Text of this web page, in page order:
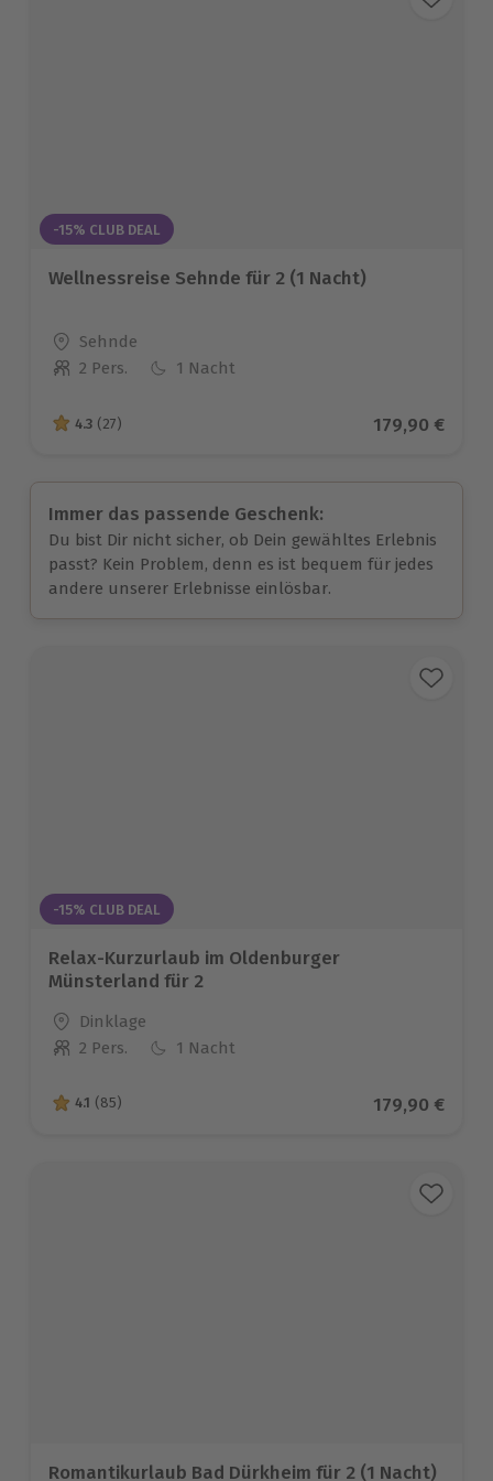
-15% CLUB DEAL
Wellnessreise Sehnde für 2 (1 Nacht)
Standort
Sehnde
Anzahl der Teilnehmer
2 Pers. 1 Nacht
4.3 von 5 Sternen basierend auf 27 Bewertungen
4.3 (27) Aktueller
179,90 €
Immer das passende Geschenk:
Du bist Dir nicht sicher, ob Dein gewähltes Erlebnis
passt? Kein Problem, denn es ist bequem für jedes
andere unserer Erlebnisse einlösbar.
-15% CLUB DEAL
Relax-Kurzurlaub im Oldenburger
Münsterland für 2
Standort
Dinklage
Anzahl der Teilnehmer
2 Pers. 1 Nacht
4.1 von 5 Sternen basierend auf 85 Bewertungen
4.1 (85) Aktueller
179,90 €
Romantikurlaub Bad Dürkheim für 2 (1 Nacht)